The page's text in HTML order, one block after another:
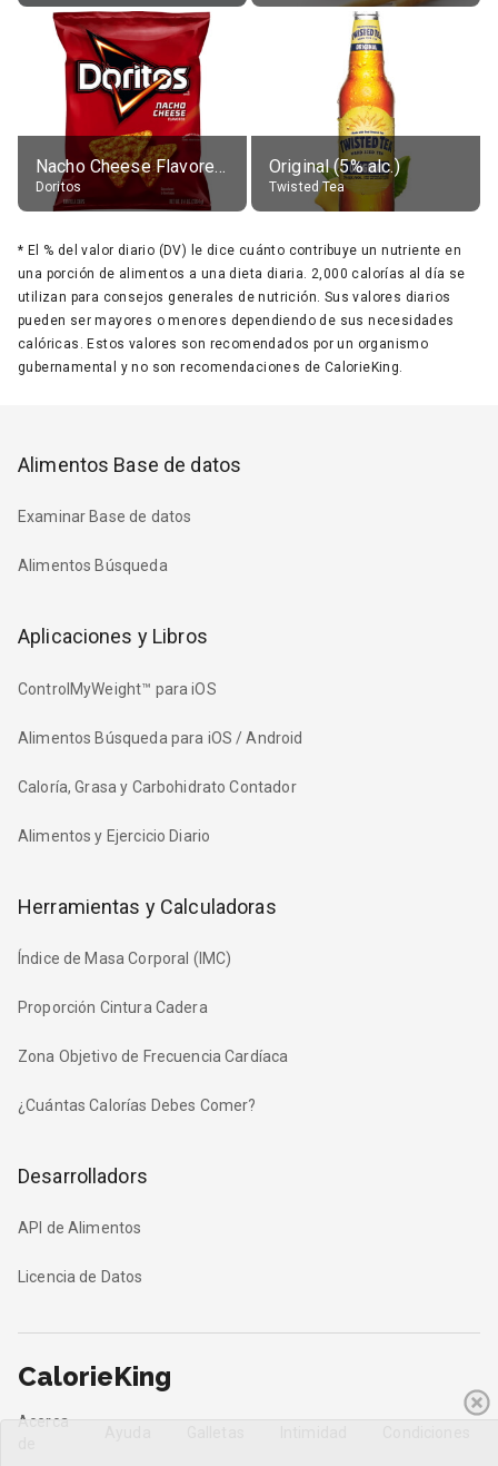
Nacho Cheese Flavored Tortilla Chips
Doritos
Original (5% alc.)
Twisted Tea
* El % del valor diario (DV) le dice cuánto contribuye un nutriente en
una porción de alimentos a una dieta diaria. 2,000 calorías al día se
utilizan para consejos generales de nutrición. Sus valores diarios
pueden ser mayores o menores dependiendo de sus necesidades
calóricas. Estos valores son recomendados por un organismo
gubernamental y no son recomendaciones de CalorieKing.
Alimentos Base de datos
Examinar Base de datos
Alimentos Búsqueda
Aplicaciones y Libros
ControlMyWeight™ para iOS
Alimentos Búsqueda para iOS / Android
Caloría, Grasa y Carbohidrato Contador
Alimentos y Ejercicio Diario
Herramientas y Calculadoras
Índice de Masa Corporal (IMC)
Proporción Cintura Cadera
Zona Objetivo de Frecuencia Cardíaca
¿Cuántas Calorías Debes Comer?
Desarrolladors
API de Alimentos
Licencia de Datos
CalorieKing
Acerca